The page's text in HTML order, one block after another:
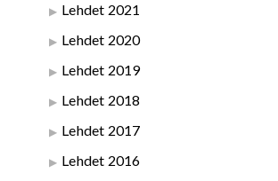
Lehdet 2021
Lehdet 2020
Lehdet 2019
Lehdet 2018
Lehdet 2017
Lehdet 2016